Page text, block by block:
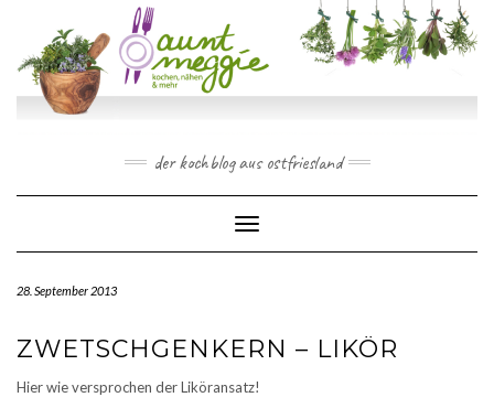
content
der kochblog aus ostfriesland
Toggle Navigation
28. September 2013
ZWETSCHGENKERN – LIKÖR
Hier wie versprochen der Liköransatz!